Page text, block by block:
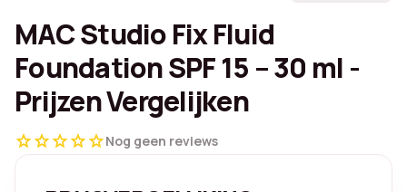
MAC Studio Fix Fluid
Foundation SPF 15 – 30 ml -
Prijzen Vergelijken
starstarstarstarstarNog geen reviews